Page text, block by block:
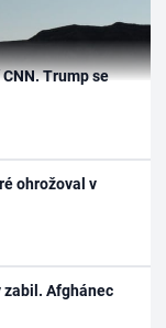
Trump se
ohrožoval v
zabil. Afghánec